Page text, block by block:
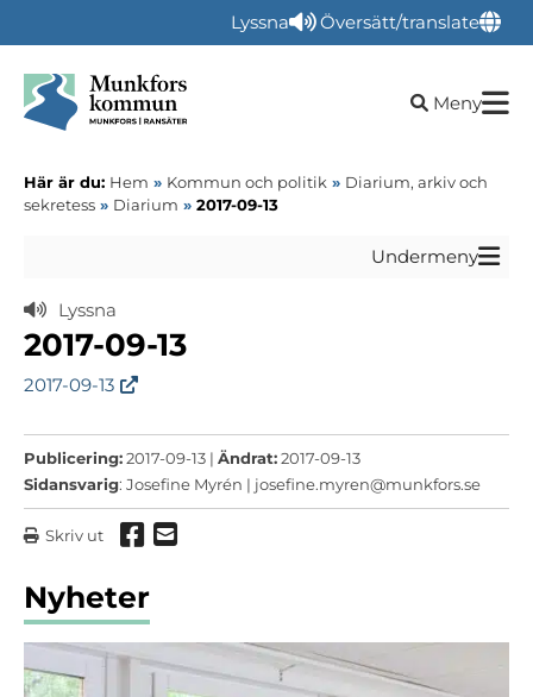
Lyssna Översätt/translate
Öppna
Meny
Här är du: Hem » Kommun och politik » Diarium, arkiv och
sekretess » Diarium » 2017-09-13
Undermeny
Lyssna
2017-09-13
2017-09-13
Publicering:2017-09-13 | Ändrat:2017-09-13
Sidansvarig: Josefine Myrén | josefine.myren@munkfors.se
Skriv ut Dela via Facebook
Dela via mail
Nyheter